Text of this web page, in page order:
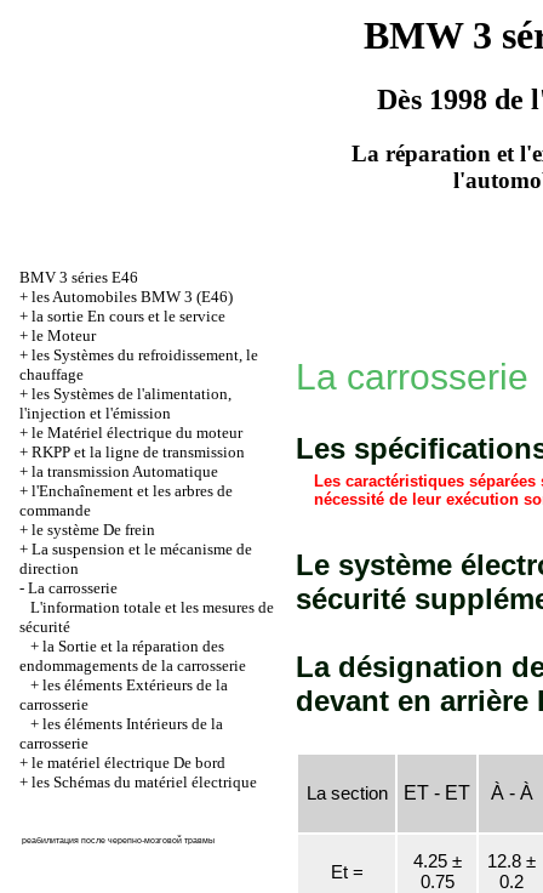
BMW 3
Dès 1998 de
La réparation et
BMV 3 séries Е46
+ les Automobiles BMW 3 (Е46)
+ la sortie En cours et le service
+ le Moteur
+ les Systèmes du refroidissement, le
chauffage
+ les Systèmes de l'alimentation,
l'injection et l'émission
+ le Matériel électrique du moteur
+ RKPP et la ligne de transmission
+ la transmission Automatique
+ l'Enchaînement et les arbres de
commande
+ le système De frein
+ La suspension et le mécanisme de
direction
- La carrosserie
L'information totale et les mesures de
sécurité
+ la Sortie et la réparation des
endommagements de la carrosserie
+ les éléments Extérieurs de la
carrosserie
+ les éléments Intérieurs de la
carrosserie
+ le matériel électrique De bord
+ les Schémas du matériel électrique
реабилитация после черепно-мозговой травмы
La carrosserie
Les
Les caractéristiques
nécessité de leur exécution
Le système
sécurité
La désignation
devant en arrière
La section ET - ET À - À
Et =
4.25 ±
0.75
12.8 ±
0.2